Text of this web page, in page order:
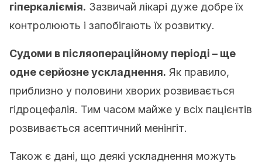
гіперкаліємія. Зазвичай лікарі дуже добре їх
контролюють і запобігають їх розвитку.
Судоми в післяопераційному періоді – ще
одне серйозне ускладнення. Як правило,
приблизно у половини хворих розвивається
гідроцефалія. Тим часом майже у всіх пацієнтів
розвивається асептичний менінгіт.
Також є дані, що деякі ускладнення можуть